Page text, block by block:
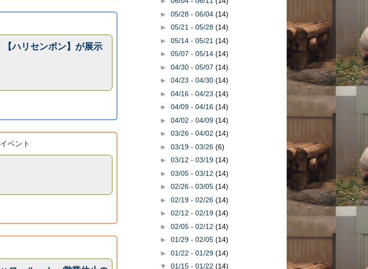
【ハリセンボン】が展示
ベント
► 05/28 - 06/04 (14)
► 05/21 - 05/28 (14)
► 05/14 - 05/21 (14)
► 05/07 - 05/14 (14)
► 04/30 - 05/07 (14)
► 04/23 - 04/30 (14)
► 04/16 - 04/23 (14)
► 04/09 - 04/16 (14)
► 04/02 - 04/09 (14)
► 03/26 - 04/02 (14)
► 03/19 - 03/26 (6)
► 03/12 - 03/19 (14)
► 03/05 - 03/12 (14)
► 02/26 - 03/05 (14)
► 02/19 - 02/26 (14)
► 02/12 - 02/19 (14)
► 02/05 - 02/12 (14)
► 01/29 - 02/05 (14)
► 01/22 - 01/29 (14)
▼ 01/15 - 01/22 (14)